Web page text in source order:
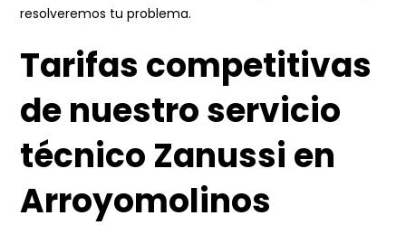
resolveremos tu problema.
Tarifas competitivas
de nuestro servicio
técnico Zanussi en
Arroyomolinos